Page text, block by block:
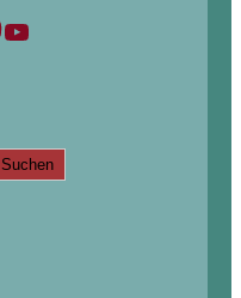
YouTube
Suchen